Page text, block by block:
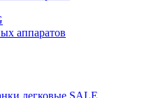
аппаратов
легковые SALE